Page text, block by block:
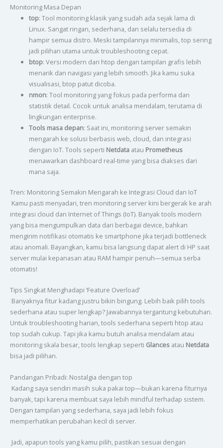
Monitoring Masa Depan
top: Tool monitoring klasik yang sudah ada sejak lama di
Linux. Sangat ringan, sederhana, dan selalu tersedia di
hampir semua distro. Meski tampilannya minimalis, top sering
jadi pilihan utama untuk troubleshooting cepat.
btop: Versi modern dari htop dengan tampilan grafis lebih
menarik dan navigasi yang lebih smooth. Jika kamu suka
visualisasi, btop patut dicoba.
nmon: Tool monitoring yang fokus pada performa dan
statistik detail. Cocok untuk analisa mendalam, terutama di
lingkungan enterprise.
Tools masa depan: Saat ini, monitoring server semakin
mengarah ke solusi berbasis web, cloud, dan integrasi
dengan IoT. Tools seperti Netdataatau Prometheus
menawarkan dashboard real-time yang bisa diakses dari
mana saja.
Tren: Monitoring Semakin Mengarah ke Integrasi Cloud dan IoT
Kamu pasti menyadari, tren monitoring server kini bergerak ke arah
integrasi cloud dan Internet of Things (IoT). Banyak tools modern
yang bisa mengumpulkan data dari berbagai device, bahkan
mengirim notifikasi otomatis ke smartphone jika terjadi bottleneck
atau anomali. Bayangkan, kamu bisa langsung dapat alert di HP saat
server mulai kepanasan atau RAM hampir penuh—semua serba
otomatis!
Tips Singkat Menghadapi ‘Feature Overload’
Banyaknya fitur kadang justru bikin bingung. Lebih baik pilih tools
sederhana atau super lengkap? Jawabannya tergantung kebutuhan.
Untuk troubleshooting harian, tools sederhana seperti htop atau
top sudah cukup. Tapi jika kamu butuh analisa mendalam atau
monitoring skala besar, tools lengkap seperti Glancesatau Netdata
bisa jadi pilihan.
Pandangan Pribadi: Nostalgia dengan top
Kadang saya sendiri masih suka pakai top—bukan karena fiturnya
banyak, tapi karena membuat saya lebih mindful terhadap sistem.
Dengan tampilan yang sederhana, saya jadi lebih fokus
memperhatikan perubahan kecil di server.
Jadi, apapun tools yang kamu pilih, pastikan sesuai dengan